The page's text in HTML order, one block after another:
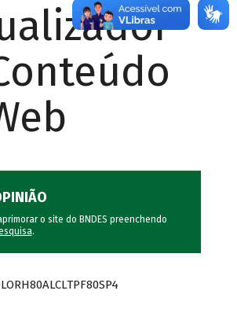
o site do BNDES preenchendo
.